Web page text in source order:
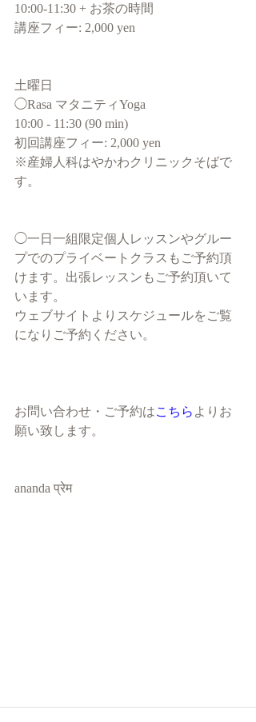
10:00-11:30 + お茶の時間
講座フィー: 2,000 yen
土曜日
◯Rasa マタニティYoga
10:00 - 11:30 (90 min)
初回講座フィー: 2,000 yen
※産婦人科はやかわクリニックそばで
す。
◯一日一組限定個人レッスンやグルー
プでのプライベートクラスもご予約頂
けます。出張レッスンもご予約頂いて
います。
ウェブサイトよりスケジュールをご覧
になりご予約ください。
お問い合わせ・ご予約はこちら よりお
願い致します。
ananda प्रेम